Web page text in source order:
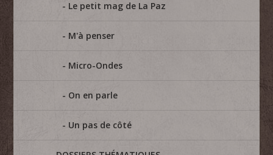
Le petit mag de La Paz
M'à penser
Micro-Ondes
On en parle
Un pas de côté